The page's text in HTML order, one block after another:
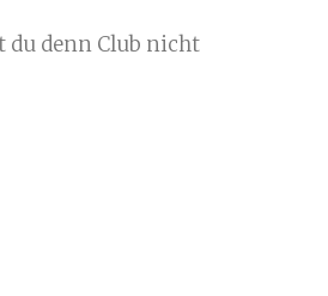
du denn Club nicht